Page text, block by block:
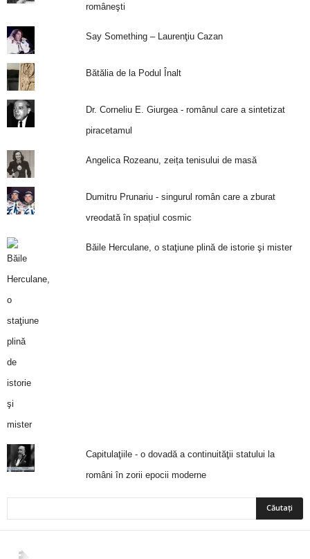
româneşti
Say Something – Laurenţiu Cazan
Bătălia de la Podul Înalt
Dr. Corneliu E. Giurgea - românul care a sintetizat
piracetamul
Angelica Rozeanu, zeița tenisului de masă
Dumitru Prunariu - singurul român care a zburat
vreodată în spațiul cosmic
Băile Herculane, o staţiune plină de istorie şi mister
Capitulaţiile - o dovadă a continuităţii statului la
români în zorii epocii moderne